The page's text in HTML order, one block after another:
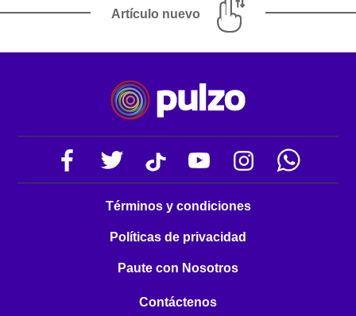
Artículo nuevo
Términos y condiciones
Políticas de privacidad
Paute con Nosotros
Contáctenos